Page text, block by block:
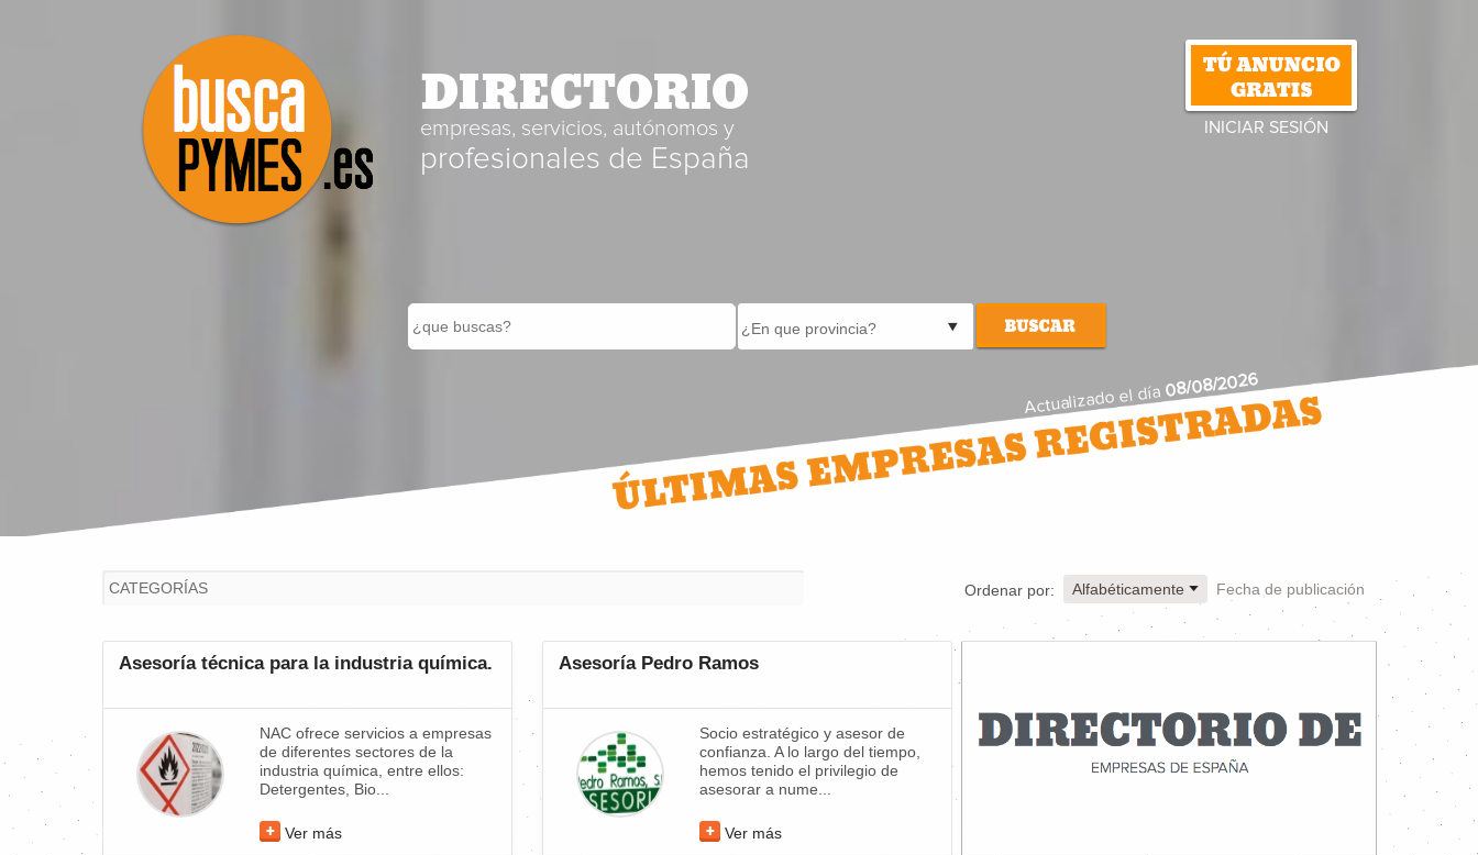
DIRECTORIO
empresas, servicios, autónomos y
profesionales de España
INICIAR SESIÓN
Actualizado el día08/08/2026
Ordenar por: Alfabéticamente Fecha de publicación
Asesoría técnica para la industria química.
NAC ofrece servicios a empresas
de diferentes sectores de la
industria química, entre ellos:
Detergentes, Bio...
Ver más
Asesoría Pedro Ramos
Socio estratégico y asesor de
confianza. A lo largo del tiempo,
hemos tenido el privilegio de
asesorar a nume...
Ver más